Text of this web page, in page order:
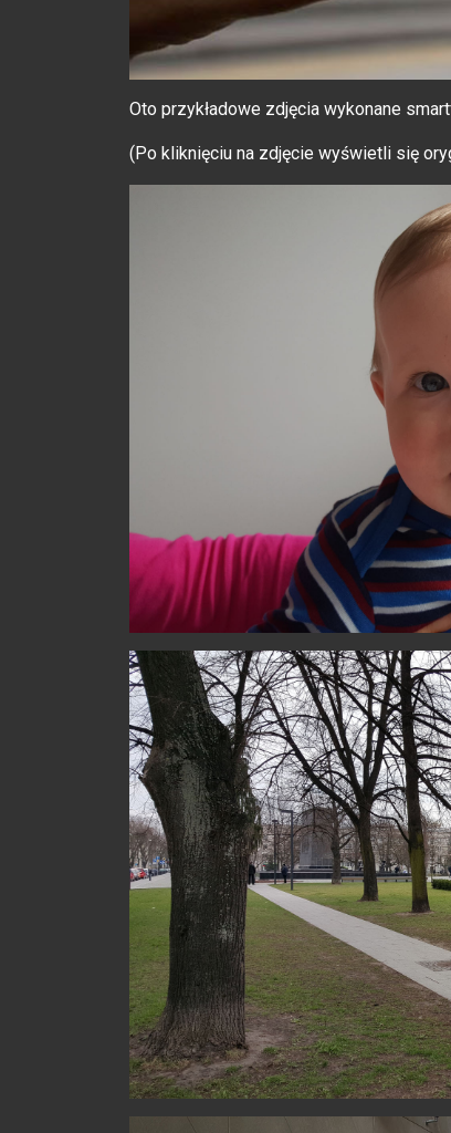
Oto przykładowe zdjęcia wykonane
(Po kliknięciu na zdjęcie wyświetli się